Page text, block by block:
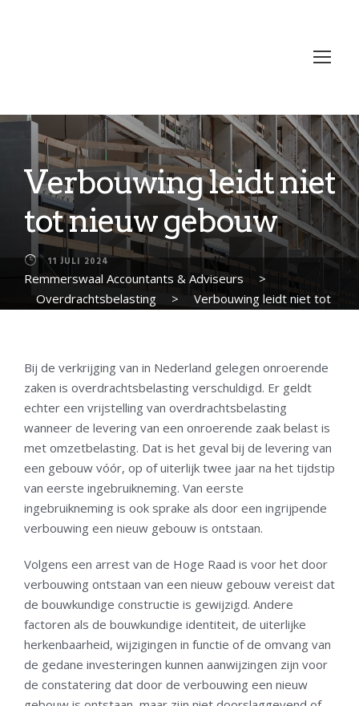
Verbouwing leidt niet
tot nieuw gebouw
11 JULI 2024
Remmerswaal Accountants & Adviseurs
>
Overdrachtsbelasting
>
Verbouwing leidt niet tot
Bij de verkrijging van in Nederland gelegen onroerende
zaken is overdrachtsbelasting verschuldigd. Er geldt
echter een vrijstelling van overdrachtsbelasting
wanneer de levering van een onroerende zaak belast is
met omzetbelasting. Dat is het geval bij de levering van
een gebouw vóór, op of uiterlijk twee jaar na het tijdstip
van eerste ingebruikneming. Van eerste
ingebruikneming is ook sprake als door een ingrijpende
verbouwing een nieuw gebouw is ontstaan.
Volgens een arrest van de Hoge Raad is voor het door
verbouwing ontstaan van een nieuw gebouw vereist dat
de bouwkundige constructie is gewijzigd. Andere
factoren als de bouwkundige identiteit, de uiterlijke
herkenbaarheid, wijzigingen in functie of de omvang van
de gedane investeringen kunnen aanwijzingen zijn voor
de constatering dat door de verbouwing een nieuw